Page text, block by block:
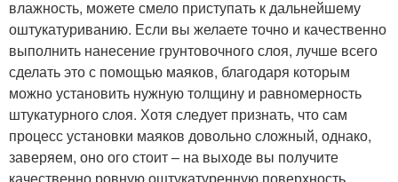
влажность, можете смело приступать к дальнейшему
оштукатуриванию. Если вы желаете точно и качественно
выполнить нанесение грунтовочного слоя, лучше всего
сделать это с помощью маяков, благодаря которым
можно установить нужную толщину и равномерность
штукатурного слоя. Хотя следует признать, что сам
процесс установки маяков довольно сложный, однако,
заверяем, оно ого стоит – на выходе вы получите